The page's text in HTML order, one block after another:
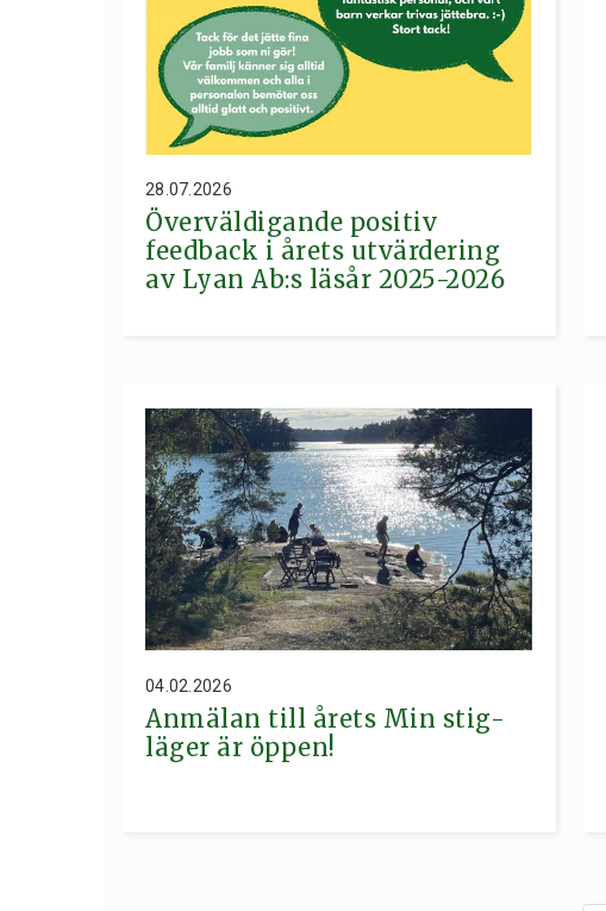
Överväldigande positiv
feedback i årets utvärdering
av Lyan Ab:s läsår 2025-2026
28.07.2026
Anmälan till årets Min stig-
läger är öppen!
04.02.2026